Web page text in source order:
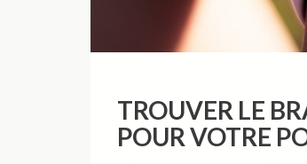
TROUVER LE
POUR VOTRE